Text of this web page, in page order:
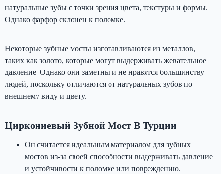
натуральные зубы с точки зрения цвета, текстуры и формы.
Однако фарфор склонен к поломке.
Некоторые зубные мосты изготавливаются из металлов,
таких как золото, которые могут выдерживать жевательное
давление. Однако они заметны и не нравятся большинству
людей, поскольку отличаются от натуральных зубов по
внешнему виду и цвету.
Циркониевый Зубной Мост В Турции
Он считается идеальным материалом для зубных
мостов из-за своей способности выдерживать давление
и устойчивости к поломке или повреждению.